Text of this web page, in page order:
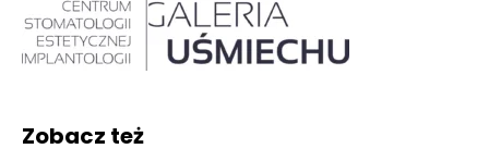
Zobacz też